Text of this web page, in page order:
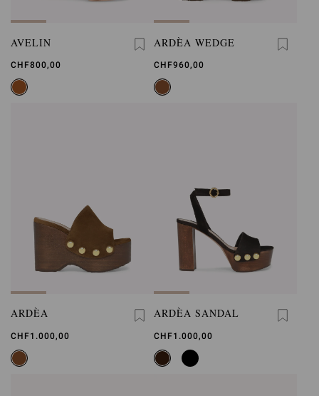
AVELIN
CHF800,00
ARDÈA WEDGE
CHF960,00
ARDÈA
CHF1.000,00
ARDÈA SANDAL
CHF1.000,00